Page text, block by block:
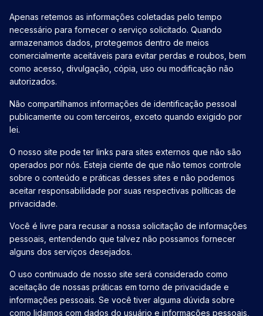
Apenas retemos as informações coletadas pelo tempo
necessário para fornecer o serviço solicitado. Quando
armazenamos dados, protegemos dentro de meios
comercialmente aceitáveis ​​para evitar perdas e roubos, bem
como acesso, divulgação, cópia, uso ou modificação não
autorizados.
Não compartilhamos informações de identificação pessoal
publicamente ou com terceiros, exceto quando exigido por
lei.
O nosso site pode ter links para sites externos que não são
operados por nós. Esteja ciente de que não temos controle
sobre o conteúdo e práticas desses sites e não podemos
aceitar responsabilidade por suas respectivas políticas de
privacidade.
Você é livre para recusar a nossa solicitação de informações
pessoais, entendendo que talvez não possamos fornecer
alguns dos serviços desejados.
O uso continuado de nosso site será considerado como
aceitação de nossas práticas em torno de privacidade e
informações pessoais. Se você tiver alguma dúvida sobre
como lidamos com dados do usuário e informações pessoais,